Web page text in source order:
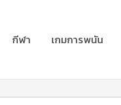
กีฬา เกมการพนัน